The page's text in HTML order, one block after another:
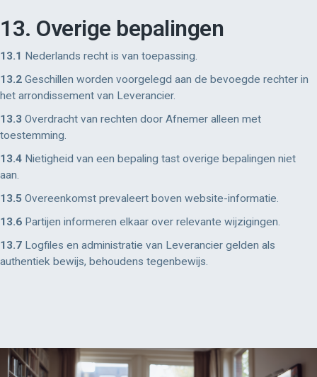
13. Overige bepalingen
13.1 Nederlands recht is van toepassing.
13.2 Geschillen worden voorgelegd aan de bevoegde rechter in
het arrondissement van Leverancier.
13.3 Overdracht van rechten door Afnemer alleen met
toestemming.
13.4 Nietigheid van een bepaling tast overige bepalingen niet
aan.
13.5 Overeenkomst prevaleert boven website-informatie.
13.6 Partijen informeren elkaar over relevante wijzigingen.
13.7 Logfiles en administratie van Leverancier gelden als
authentiek bewijs, behoudens tegenbewijs.